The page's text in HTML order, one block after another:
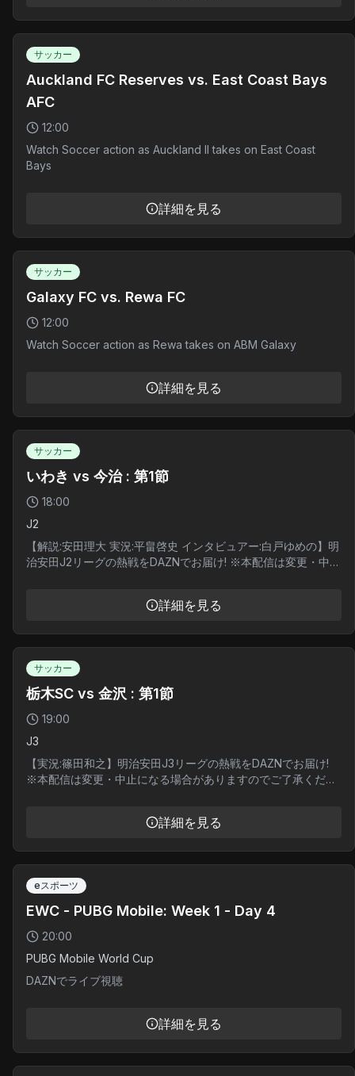
サッカー
Auckland FC Reserves vs. East Coast Bays
AFC
12:00
Watch Soccer action as Auckland II takes on East Coast
Bays
詳細を見る
サッカー
Galaxy FC vs. Rewa FC
12:00
Watch Soccer action as Rewa takes on ABM Galaxy
詳細を見る
サッカー
いわき vs 今治 : 第1節
18:00
J2
【解説:安田理大 実況:平畠啓史 インタビュアー:白戸ゆめの】明
治安田J2リーグの熱戦をDAZNでお届け! ※本配信は変更・中止
詳細を見る
サッカー
栃木SC vs 金沢 : 第1節
19:00
J3
【実況:篠田和之】明治安田J3リーグの熱戦をDAZNでお届け!
※本配信は変更・中止になる場合がありますのでご了承くださ
詳細を見る
eスポーツ
EWC - PUBG Mobile: Week 1 - Day 4
20:00
PUBG Mobile World Cup
DAZNでライブ視聴
詳細を見る